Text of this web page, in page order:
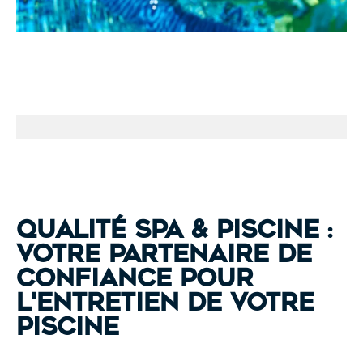
Qualité Spa & Piscine :
votre partenaire de
confiance pour
l'entretien de votre
piscine